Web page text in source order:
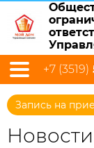
+7 (3519)
Запись на